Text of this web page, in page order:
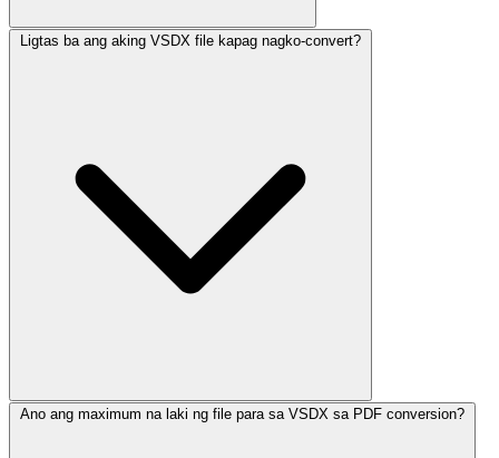
Ligtas ba ang aking VSDX file kapag nagko-convert?
Ano ang maximum na laki ng file para sa VSDX sa PDF conversion?